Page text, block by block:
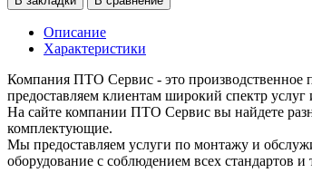
Описание
Характеристики
Компания ПТО Сервис - это производственное
предоставляем клиентам широкий спектр
На сайте компании ПТО Сервис вы найдете
комплектующие.
Мы предоставляем услуги по монтажу и
оборудование с соблюдением всех стандартов и